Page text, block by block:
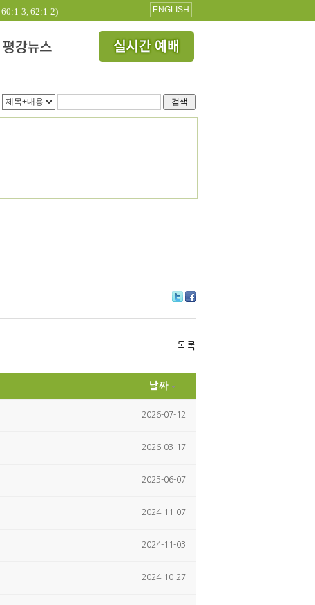
3, 62:1-2) ENGLISH
검색
itte ce
ok
목록
날짜
2026-07-12
2026-03-17
2025-06-07
2024-11-07
2024-11-03
2024-10-27